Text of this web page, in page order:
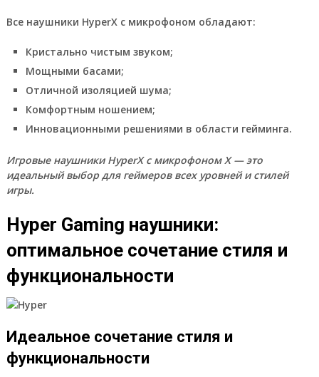
Все наушники HyperX с микрофоном обладают:
Кристально чистым звуком;
Мощными басами;
Отличной изоляцией шума;
Комфортным ношением;
Инновационными решениями в области гейминга.
Игровые наушники HyperX с микрофоном Х — это
идеальный выбор для геймеров всех уровней и стилей
игры.
Hyper Gaming наушники:
оптимальное сочетание стиля и
функциональности
Идеальное сочетание стиля и
функциональности